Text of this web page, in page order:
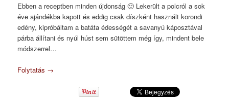
Ebben a receptben minden újdonság 🙂 Lekerült a polcról a sok
éve ajándékba kapott és eddig csak díszként használt korondi
edény, kipróbáltam a batáta édességét a savanyú káposztával
párba állítani és nyúl húst sem sütöttem még így, mindent bele
módszerrel…
Folytatás →